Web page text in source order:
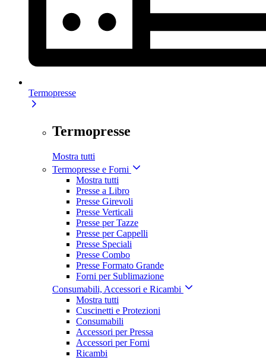
Termopresse
Termopresse
Mostra tutti
Termopresse e Forni
Mostra tutti
Presse a Libro
Presse Girevoli
Presse Verticali
Presse per Tazze
Presse per Cappelli
Presse Speciali
Presse Combo
Presse Formato Grande
Forni per Sublimazione
Consumabili, Accessori e Ricambi
Mostra tutti
Cuscinetti e Protezioni
Consumabili
Accessori per Pressa
Accessori per Forni
Ricambi